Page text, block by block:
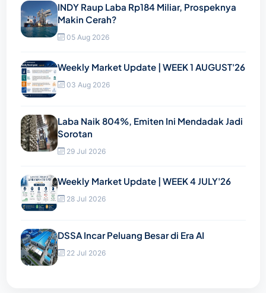
INDY Raup Laba Rp184 Miliar, Prospeknya
Makin Cerah?
05 Aug 2026
Weekly Market Update | WEEK 1 AUGUST'26
03 Aug 2026
Laba Naik 804%, Emiten Ini Mendadak Jadi
Sorotan
29 Jul 2026
Weekly Market Update | WEEK 4 JULY'26
28 Jul 2026
DSSA Incar Peluang Besar di Era AI
22 Jul 2026